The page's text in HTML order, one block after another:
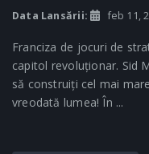
Data Lansării: feb 11,
Franciza de jocuri de
capitol revoluționar. Sid
să construiți cel mai
vreodată lumea! În ...